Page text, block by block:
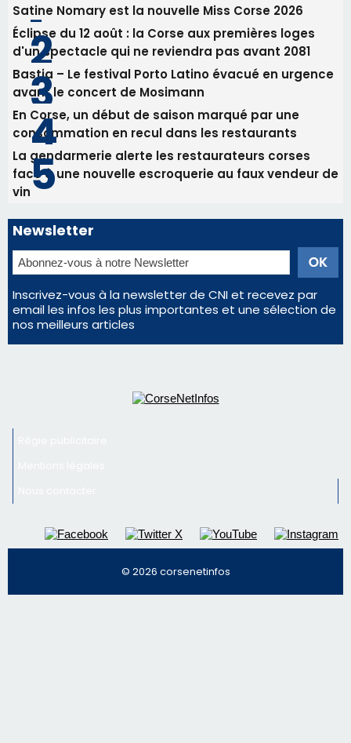
La gendarmerie alerte les restaurateurs corses
face à une nouvelle escroquerie au faux vendeur de
vin
Newsletter
Inscrivez-vous à la newsletter de CNI et recevez par
email les infos les plus importantes et une sélection de
nos meilleurs articles
Régie publicitaire
Mentions légales
Nous contacter